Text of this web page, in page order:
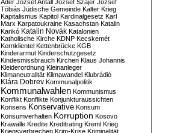
Áder József Antall József Szájer József
Tóbiás Jüdische Gemeinde Kalter Krieg
Kapitalismus Kapitol Kardinalgesetz Karl
Marx Karpatoukraine Kasachstan Katalin
Karikó Katalin Novák Katalonien
Katholische Kirche KDNP Kecskemét
Kernklientel Kettenbrücke KGB
Kinderarmut Kinderschutzgesetz
Kindesmissbrauch Kirchen Klaus Johannis
Kleiderordnung Kleinanleger
Klimaneutralität Klimawandel Klubrádió
Klára Dobrev Kommunalpolitik
Kommunalwahlen Kommunismus
Konflikt Konflikte Konjunkturaussichten
Konsens Konservative Konsum
Konsumverhalten Korruption Kosovo
Krawalle Kredite Kreditrating Kreml Krieg
Kriegsverbrechen Krim-Krise Kriminalität